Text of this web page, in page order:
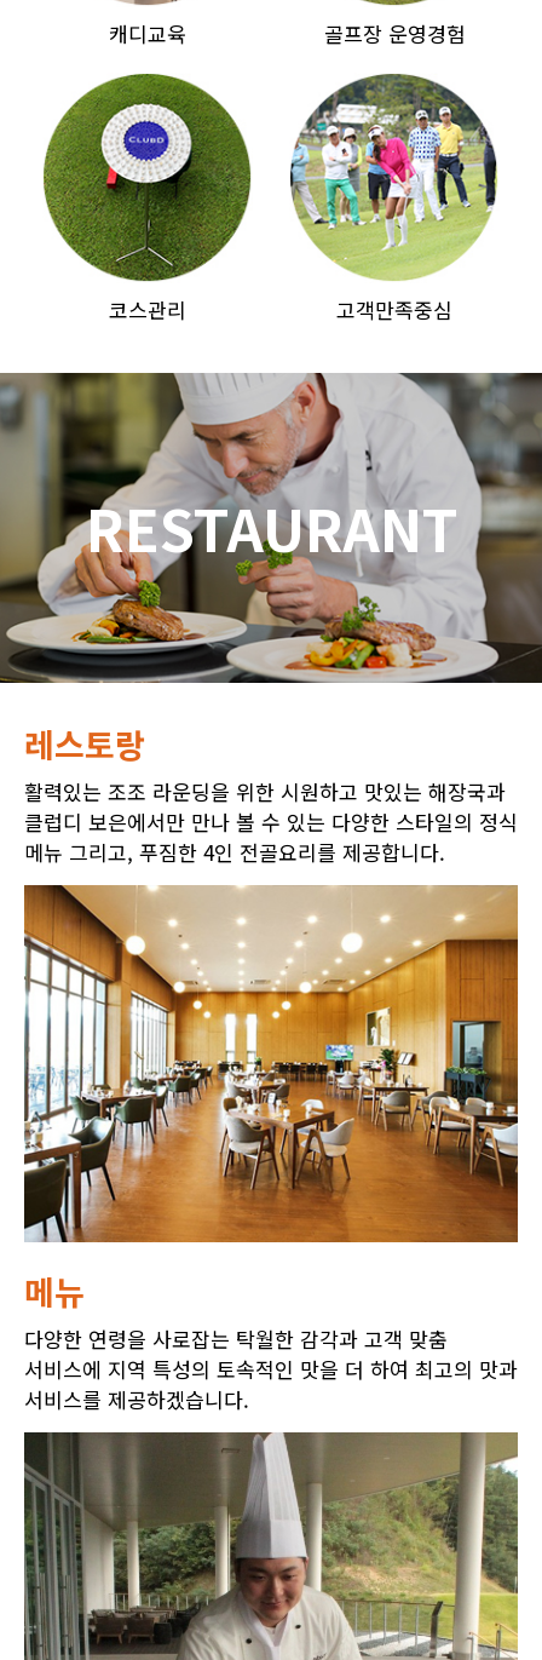
캐디교육 골프장 운영경험
코스관리 고객만족중심
RESTAURANT
레스토랑
활력있는 조조 라운딩을 위한 시원하고 맛있는 해장국과
클럽디 보은에서만 만나 볼 수 있는 다양한 스타일의 정식
메뉴 그리고, 푸짐한 4인 전골요리를 제공합니다.
메뉴
다양한 연령을 사로잡는 탁월한 감각과 고객 맞춤
서비스에 지역 특성의 토속적인 맛을 더 하여 최고의 맛과
서비스를 제공하겠습니다.